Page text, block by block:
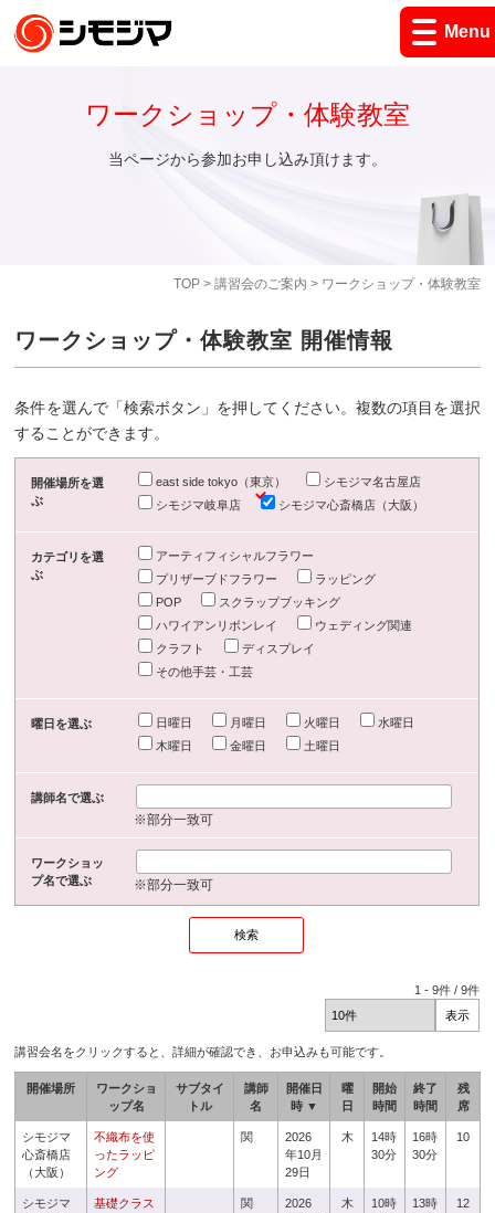
Menu
TOP> 講習会のご案内 > ワークショップ・体験教室
ワークショップ・体験教室
当ページから参加お申し込み頂けます。
ワークショップ・体験教室 開催情報
条件を選んで「検索ボタン」を押してください。複数の項目を選択
することができます。
開催場所を選
ぶ
east side tokyo（東京）
シモジマ名古屋店
シモジマ岐阜店
シモジマ心斎橋店（大阪）
カテゴリを選
ぶ
アーティフィシャルフラワー
プリザーブドフラワー
ラッピング
POP
スクラップブッキング
ハワイアンリボンレイ
ウェディング関連
クラフト
ディスプレイ
その他手芸・工芸
曜日を選ぶ 日曜日 月曜日 火曜日
水曜日
木曜日
金曜日 土曜日
講師名で選ぶ
※部分一致可
ワークショッ
プ名で選ぶ
※部分一致可
1 -9件 /9件
講習会名をクリックすると、詳細が確認でき、お申込みも可能です。
開催場所
ワークショ
ップ名
サブタイ
トル
講師
名
開催日
時 ▼
曜
日
開始
時間
終了
時間
残
席
シモジマ
心斎橋店
（大阪）
不織布を使
ったラッピ
ング
関
2026
年10月
29日
木
14時
30分
16時
30分
10
シモジマ
基礎クラス 関
2026
木
10時
13時
12